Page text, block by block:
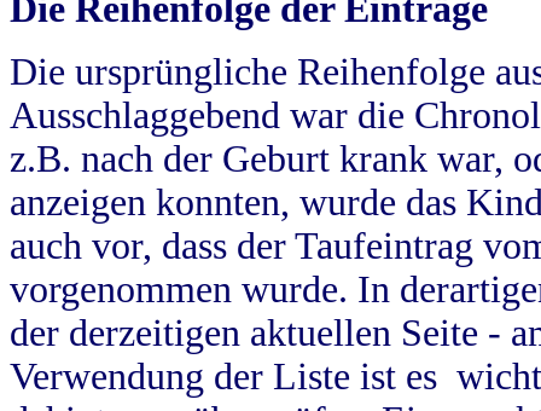
Die Reihenfolge der Einträge
Die ursprüngliche Reihenfolge
Ausschlaggebend war die
z.B. nach der Geburt krank war,
anzeigen konnten, wurde das
auch vor, dass der Taufeintrag
vorgenommen wurde. In
der derzeitigen aktuellen Seite -
Verwendung der Liste ist es